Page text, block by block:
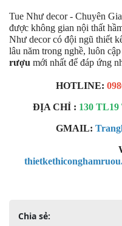
Tue Như decor - Chuyên
được không gian nội thất
Như decor có đội ngũ thiết
lâu năm trong nghề, luôn
rượu mới nhất để đáp ứng
HOTLINE:
ĐỊA CHỈ : 130
GMAIL:
Chia sẻ: